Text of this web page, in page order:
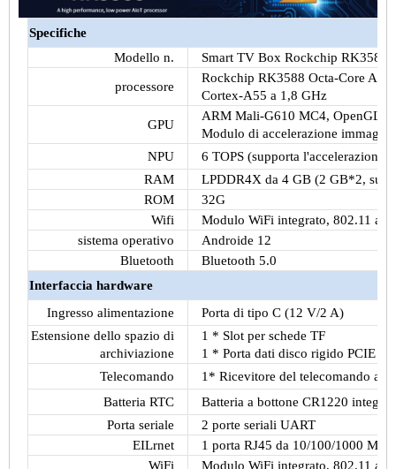
Specifiche
Modello n.
Smart TV Box Rockchip RK3588
processore
Rockchip RK3588 Octa-Core
Cortex-A55 a 1,8 GHz
GPU
ARM Mali-G610 MC4, OpenGL
Modulo di accelerazione
NPU
6 TOPS (supporta l'accelerazione
RAM
LPDDR4X da 4 GB (2 GB*2,
ROM
32G
Wifi
Modulo WiFi integrato, 802.11 ax/
sistema operativo
Androide 12
Bluetooth
Bluetooth 5.0
Interfaccia hardware
Ingresso alimentazione
Porta di tipo C (12 V/2 A)
Estensione dello spazio di
archiviazione
1 * Slot per schede TF
1 * Porta dati disco rigido PCIE
Telecomando
1* Ricevitore del telecomando a
Batteria RTC
Batteria a bottone CR1220
Porta seriale
2 porte seriali UART
EILrnet
1 porta RJ45 da 10/100/1000
WiFi
Modulo WiFi integrato, 802.11 ax/